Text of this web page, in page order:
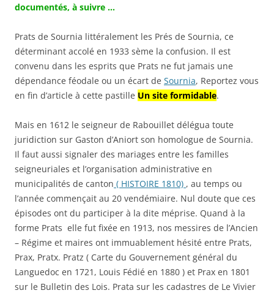
documentés, à suivre …
Prats de Sournia littéralement les Prés de Sournia, ce
déterminant accolé en 1933 sème la confusion. Il est
convenu dans les esprits que Prats ne fut jamais une
dépendance féodale ou un écart de Sournia, Reportez vous
en fin d’article à cette pastille Un site formidable.
Mais en 1612 le seigneur de Rabouillet délégua toute
juridiction sur Gaston d’Aniort son homologue de Sournia.
Il faut aussi signaler des mariages entre les familles
seigneuriales et l’organisation administrative en
municipalités de canton ( HISTOIRE 1810) , au temps ou
l’année commençait au 20 vendémiaire. Nul doute que ces
épisodes ont du participer à la dite méprise. Quand à la
forme Prats elle fut fixée en 1913, nos messires de l’Ancien
– Régime et maires ont immuablement hésité entre Prats,
Prax, Pratx. Pratz ( Carte du Gouvernement général du
Languedoc en 1721, Louis Fédié en 1880 ) et Prax en 1801
sur le Bulletin des Lois. Prata sur les cadastres de Le Vivier